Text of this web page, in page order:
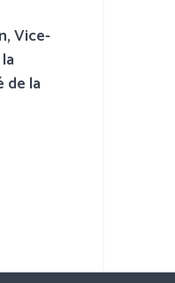
Vice-
de la